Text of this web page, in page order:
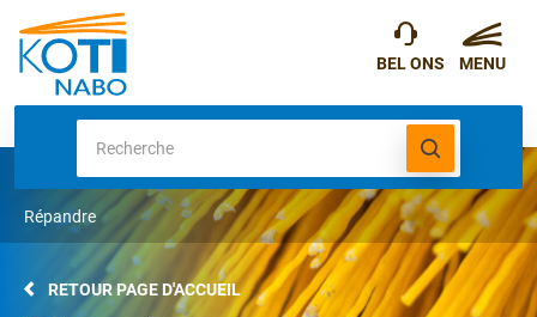
Répandre
RETOUR PAGE D'ACCUEIL